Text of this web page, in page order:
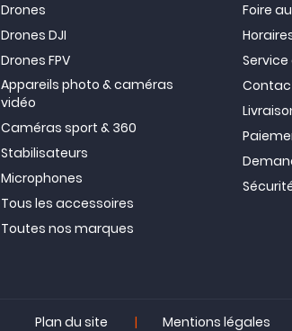
Drones
Drones DJI
Drones FPV
Appareils photo & caméras
vidéo
Caméras sport & 360
Stabilisateurs
Microphones
Tous les accessoires
Toutes nos marques
Foire
Service
Plan du site | Mentions légales